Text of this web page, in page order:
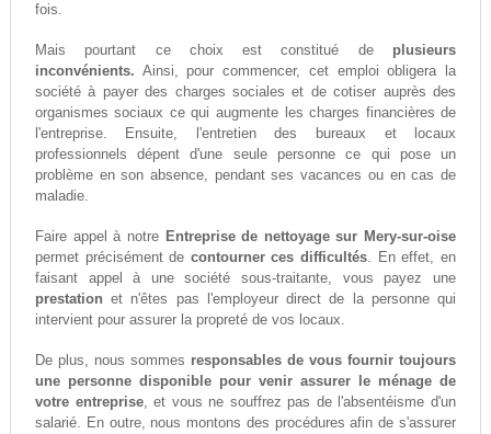
fois.
Mais pourtant ce choix est constitué de plusieurs
inconvénients. Ainsi, pour commencer, cet emploi obligera la
société à payer des charges sociales et de cotiser auprès des
organismes sociaux ce qui augmente les charges financières de
l'entreprise. Ensuite, l'entretien des bureaux et locaux
professionnels dépent d'une seule personne ce qui pose un
problème en son absence, pendant ses vacances ou en cas de
maladie.
Faire appel à notre Entreprise de nettoyage sur Mery-sur-oise
permet précisément de contourner ces difficultés. En effet, en
faisant appel à une société sous-traitante, vous payez une
prestation et n'êtes pas l'employeur direct de la personne qui
intervient pour assurer la propreté de vos locaux.
De plus, nous sommes responsables de vous fournir toujours
une personne disponible pour venir assurer le ménage de
votre entreprise, et vous ne souffrez pas de l'absentéisme d'un
salarié. En outre, nous montons des procédures afin de s'assurer